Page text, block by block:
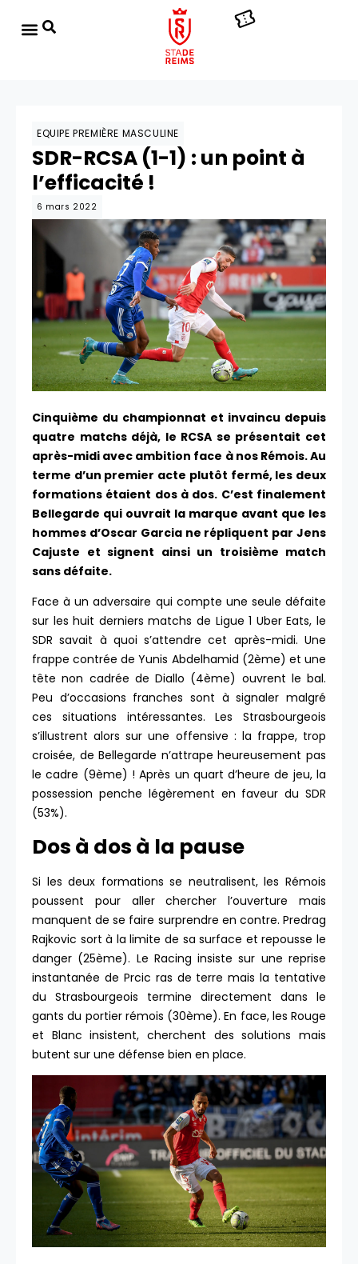
EQUIPE PREMIÈRE MASCULINE
SDR-RCSA (1-1) : un point à
l’efficacité !
6 mars 2022
Cinquième du championnat et invaincu depuis
quatre matchs déjà, le RCSA se présentait cet
après-midi avec ambition face à nos Rémois. Au
terme d’un premier acte plutôt fermé, les deux
formations étaient dos à dos. C’est finalement
Bellegarde qui ouvrait la marque avant que les
hommes d’Oscar Garcia ne répliquent par Jens
Cajuste et signent ainsi un troisième match
sans défaite.
Face à un adversaire qui compte une seule défaite
sur les huit derniers matchs de Ligue 1 Uber Eats, le
SDR savait à quoi s’attendre cet après-midi. Une
frappe contrée de Yunis Abdelhamid (2ème) et une
tête non cadrée de Diallo (4ème) ouvrent le bal.
Peu d’occasions franches sont à signaler malgré
ces situations intéressantes. Les Strasbourgeois
s’illustrent alors sur une offensive : la frappe, trop
croisée, de Bellegarde n’attrape heureusement pas
le cadre (9ème) ! Après un quart d’heure de jeu, la
possession penche légèrement en faveur du SDR
(53%).
Dos à dos à la pause
Si les deux formations se neutralisent, les Rémois
poussent pour aller chercher l’ouverture mais
manquent de se faire surprendre en contre. Predrag
Rajkovic sort à la limite de sa surface et repousse le
danger (25ème). Le Racing insiste sur une reprise
instantanée de Prcic ras de terre mais la tentative
du Strasbourgeois termine directement dans le
gants du portier rémois (30ème). En face, les Rouge
et Blanc insistent, cherchent des solutions mais
butent sur une défense bien en place.